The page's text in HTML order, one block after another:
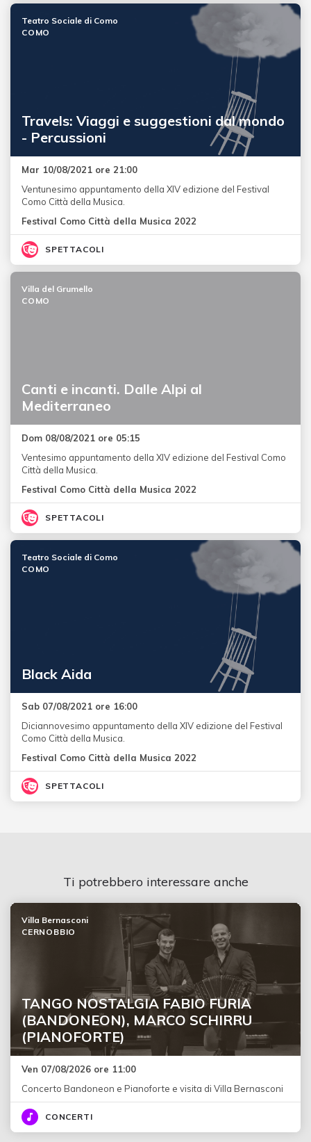
Travels: Viaggi e suggestioni dal mondo
- Percussioni
Teatro Sociale di Como
COMO
Mar 10/08/2021 ore 21:00
Ventunesimo appuntamento della XIV edizione del Festival
Como Città della Musica.
Festival Como Città della Musica 2022
SPETTACOLI
Canti e incanti. Dalle Alpi al
Mediterraneo
Villa del Grumello
COMO
Dom 08/08/2021 ore 05:15
Ventesimo appuntamento della XIV edizione del Festival Como
Città della Musica.
Festival Como Città della Musica 2022
SPETTACOLI
Black Aida
Teatro Sociale di Como
COMO
Sab 07/08/2021 ore 16:00
Diciannovesimo appuntamento della XIV edizione del Festival
Como Città della Musica.
Festival Como Città della Musica 2022
SPETTACOLI
Ti potrebbero interessare anche
TANGO NOSTALGIA FABIO FURIA
(BANDONEON), MARCO SCHIRRU
(PIANOFORTE)
Villa Bernasconi
CERNOBBIO
Ven 07/08/2026 ore 11:00
Concerto Bandoneon e Pianoforte e visita di Villa Bernasconi
CONCERTI